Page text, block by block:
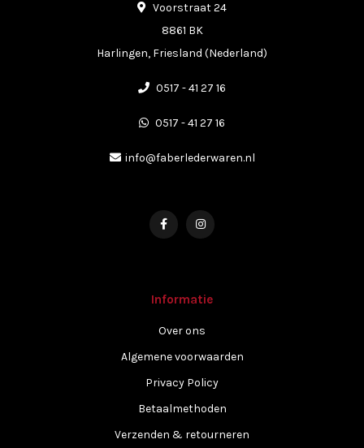
Voorstraat 24
8861 BK
Harlingen, Friesland (Nederland)
0517 - 41 27 16
0517 - 41 27 16
info@faberlederwaren.nl
Informatie
Over ons
Algemene voorwaarden
Privacy Policy
Betaalmethoden
Verzenden & retourneren